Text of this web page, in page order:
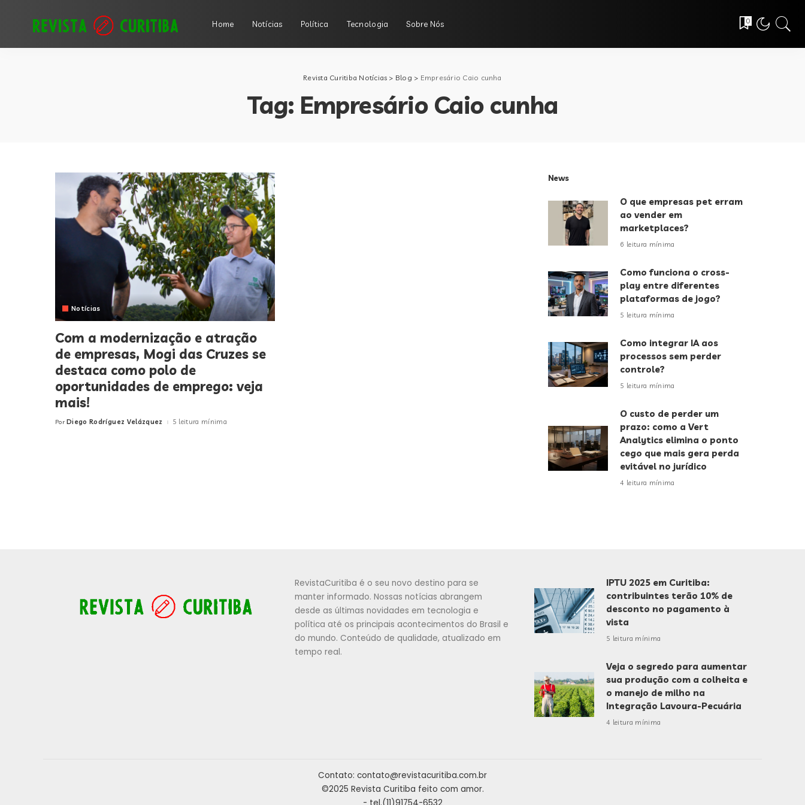
Home Notícias Política Tecnologia Sobre Nós 0
Revista Curitiba Notícias > Blog > Empresário Caio cunha
Tag: Empresário Caio cunha
Notícias
Com a modernização e atração
de empresas, Mogi das Cruzes se
destaca como polo de
oportunidades de emprego: veja
mais!
Posted
Por Diego Rodríguez Velázquez 5 leitura mínima
News
O que empresas pet erram
ao vender em
marketplaces?
6 leitura mínima
Como funciona o cross-
play entre diferentes
plataformas de jogo?
5 leitura mínima
Como integrar IA aos
processos sem perder
controle?
5 leitura mínima
O custo de perder um
prazo: como a Vert
Analytics elimina o ponto
cego que mais gera perda
evitável no jurídico
4 leitura mínima
RevistaCuritiba é o seu novo destino para se
manter informado. Nossas notícias abrangem
desde as últimas novidades em tecnologia e
política até os principais acontecimentos do Brasil e
do mundo. Conteúdo de qualidade, atualizado em
tempo real.
IPTU 2025 em Curitiba:
contribuintes terão 10% de
desconto no pagamento à
vista
5 leitura mínima
Veja o segredo para aumentar
sua produção com a colheita e
o manejo de milho na
Integração Lavoura-Pecuária
4 leitura mínima
Contato: contato@revistacuritiba.com.br
©2025 Revista Curitiba feito com amor.